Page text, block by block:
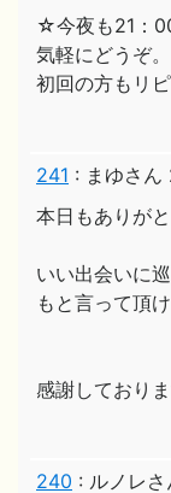
☆今夜も21：
気軽にどうぞ。
初回の方もリ
241 : まゆさん
本日もありが
いい出会いに
もと言って頂
感謝しておりま
240 : ルノレさ